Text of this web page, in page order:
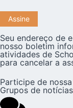
Seu endereço de
nosso boletim
atividades de
para cancelar a
Participe de nossa
Grupos de notícias